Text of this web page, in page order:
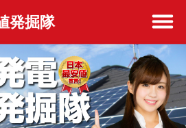
発掘隊